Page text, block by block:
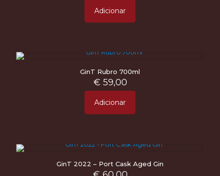
Adicionar
GinT Rubro 700ml
€ 59,00
Adicionar
GinT 2022 – Port Cask Aged Gin